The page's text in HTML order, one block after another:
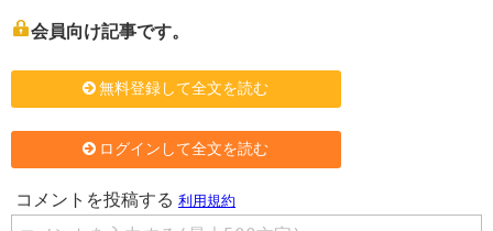
会員向け記事です。
無料登録して全文を読む
ログインして全文を読む